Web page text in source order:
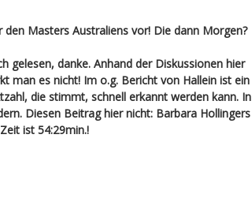
Masters Australiens vor! Die dann Morgen?
gelesen, danke. Anhand der Diskussionen hier
man es nicht! Im o.g. Bericht von Hallein ist ein
die stimmt, schnell erkannt werden kann. In
Diesen Beitrag hier nicht: Barbara Hollingers
ist 54:29min.!